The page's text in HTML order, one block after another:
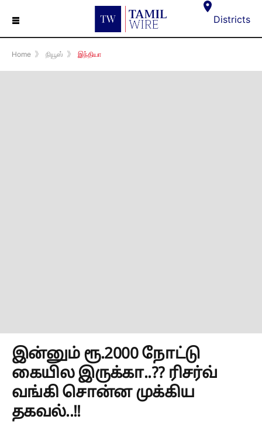
☰ Districts
Home 》 நியூஸ் 》 இந்தியா
இன்னும் ரூ.2000 நோட்டு
கையில இருக்கா..?? ரிசர்வ்
வங்கி சொன்ன முக்கிய
தகவல்..!!